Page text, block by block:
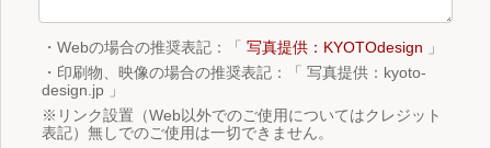
・Webの場合の推奨表記：「 写真提供：KYOTOdesign 」
・印刷物、映像の場合の推奨表記：「 写真提供：kyoto-
design.jp 」
※リンク設置（Web以外でのご使用についてはクレジット
表記）無しでのご使用は一切できません。